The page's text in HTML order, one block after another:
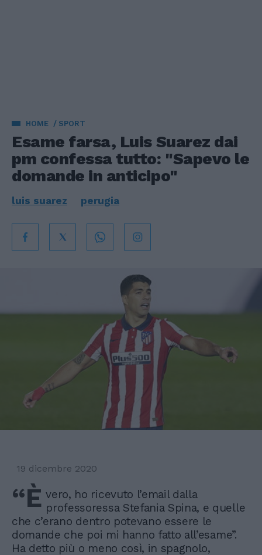
HOME SPORT
Esame farsa, Luis Suarez dai
pm confessa tutto: "Sapevo le
domande in anticipo"
luis suarez perugia
19 dicembre 2020
“È vero, ho ricevuto l’email dalla
professoressa Stefania Spina, e quelle
che c’erano dentro potevano essere le
domande che poi mi hanno fatto all’esame”.
Ha detto più o meno così, in spagnolo,